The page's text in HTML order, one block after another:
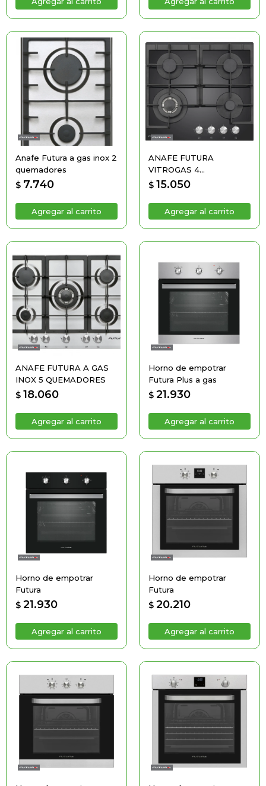
Anafe Futura a gas inox 2
quemadores
$ 7.740
ANAFE FUTURA
VITROGAS 4
QUEMADORES
$ 15.050
ANAFE FUTURA A GAS
INOX 5 QUEMADORES
$ 18.060
Horno de empotrar
Futura Plus a gas
$ 21.930
Horno de empotrar
Futura
$ 21.930
Horno de empotrar
Futura
$ 20.210